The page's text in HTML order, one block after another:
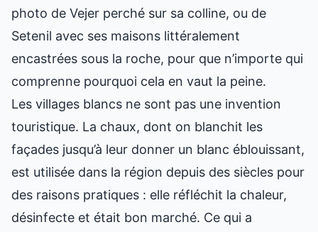
photo de Vejer perché sur sa colline, ou de
Setenil avec ses maisons littéralement
encastrées sous la roche, pour que n’importe qui
comprenne pourquoi cela en vaut la peine.
Les villages blancs ne sont pas une invention
touristique. La chaux, dont on blanchit les
façades jusqu’à leur donner un blanc éblouissant,
est utilisée dans la région depuis des siècles pour
des raisons pratiques : elle réfléchit la chaleur,
désinfecte et était bon marché. Ce qui a